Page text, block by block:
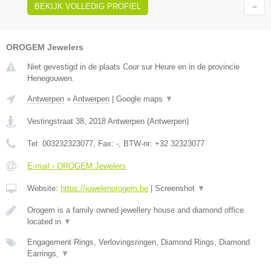
BEKIJK VOLLEDIG PROFIEL
OROGEM Jewelers
Niet gevestigd in de plaats Cour sur Heure en in de provincie
Henegouwen.
Antwerpen » Antwerpen Google maps ▼
Vestingstraat 38, 2018 Antwerpen (Antwerpen)
Tel: 003232323077, Fax: -, BTW-nr: +32 32323077
E-mail › OROGEM Jewelers
Website: https://juwelenorogem.be Screenshot ▼
Orogem is a family owned jewellery house and diamond office
located in ▼
Engagement Rings, Verlovingsringen, Diamond Rings, Diamond
Earrings, ▼